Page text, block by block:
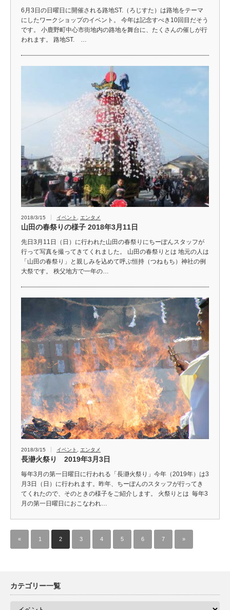
6月3日の日曜日に開催される路地ST.（ろじすた）は路地をテーマ
にしたワークショップのイベント。 今年は記念すべき10回目だそう
です。 小鹿野町中心市街地内の路地を舞台に、たくさんの催しが行
われます。 路地ST. …
2018/3/15 イベント エンタメ
山田の春祭りの様子 2018年3月11日
先日3月11日（日）に行われた山田の春祭りにちーぽんスタッフが
行って写真を撮ってきてくれました。 山田の春祭りとは 地元の人は
「山田の春祭り」と親しみを込めて呼ぶ恒持（つねもち）神社の例
大祭です。 秩父地方で一年の…
2018/3/15 イベント エンタメ
長瀞火祭り 2019年3月3日
毎年3月の第一日曜日に行われる「長瀞火祭り」今年（2019年）は3
月3日（日）に行われます。昨年、ちーぽんのスタッフが行ってき
てくれたので、そのときの様子をご紹介します。 火祭りとは 毎年3
月の第一日曜日におこなわれ…
« 1 2 3 4 5 6 7 »
カテゴリー一覧